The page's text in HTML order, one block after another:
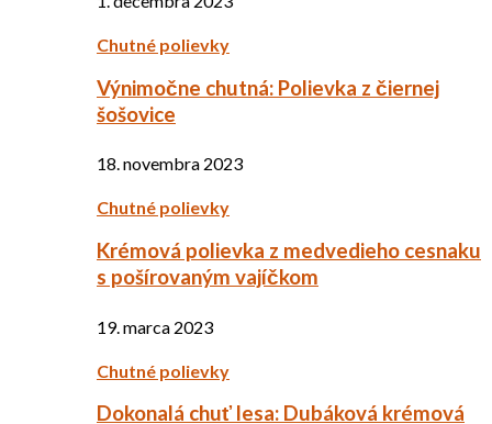
Chutné polievky
Výnimočne chutná: Polievka z čiernej
šošovice
18. novembra 2023
Chutné polievky
Krémová polievka z medvedieho cesnaku
s pošírovaným vajíčkom
19. marca 2023
Chutné polievky
Dokonalá chuť lesa: Dubáková krémová